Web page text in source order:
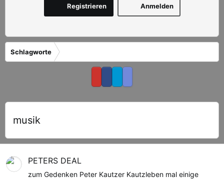
Anmelden
Registrieren
Schlagworte
musik
PETERS DEAL
zum Gedenken Peter Kautzer Kautzleben mal einige